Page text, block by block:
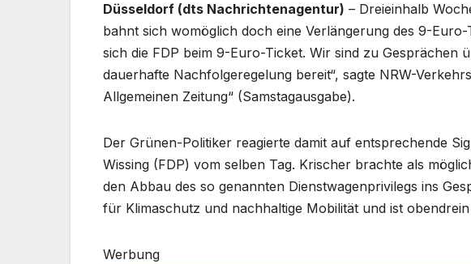
Düsseldorf (dts Nachrichtenagentur) – Dreieinhalb
bahnt sich womöglich doch eine Verlängerung des 9-
sich die FDP beim 9-Euro-Ticket. Wir sind zu Gesprächen
dauerhafte Nachfolgeregelung bereit“, sagte NRW-
Allgemeinen Zeitung“ (Samstagausgabe).
Der Grünen-Politiker reagierte damit auf entsprechende
Wissing (FDP) vom selben Tag. Krischer brachte als
den Abbau des so genannten Dienstwagenprivilegs ins
für Klimaschutz und nachhaltige Mobilität und ist obendrein
Werbung